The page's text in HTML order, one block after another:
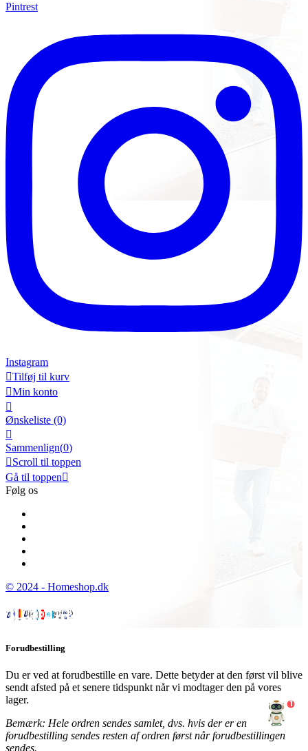
Pintrest
Instagram
Tilføj til kurv
Min konto

Ønskeliste (0)

Sammenlign(0)
Scroll til toppen
Gå til toppen
Følg os
© 2024 - Homeshop.dk
Forudbestilling
Du er ved at forudbestille en vare. Dette betyder at den først vil blive
sendt afsted på et senere tidspunkt når vi modtager den på vores
lager.
Bemærk: Hele ordren sendes samlet, dvs. hvis der er en
forudbestilling sendes resten af ordren først når forudbestillingen
sendes.
1